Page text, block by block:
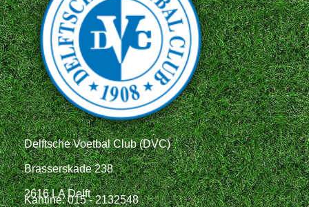
Delftsche Voetbal Club (DVC)
Brasserskade 238
2616 LA Delft
Kantine: 015 - 2132548